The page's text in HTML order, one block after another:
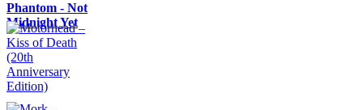
Phantom - Not
Midnight Yet